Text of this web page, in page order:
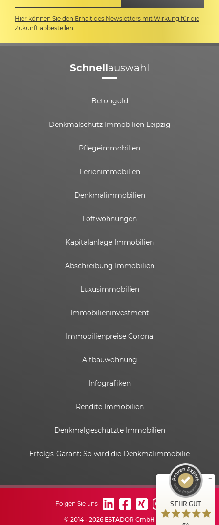
Hier können Sie den Erhalt des Newsletters mit Wirkung für die
Zukunft abbestellen
Schnellauswahl
Betongold
Denkmalschutz Immobilien Leipzig
Pflegeimmobilien
Ferienimmobilien
Denkmalimmobilien
Loftwohnungen
Kapitalanlage Immobilien
Abschreibung Immobilien
Luxusimmobilien
Immobilieninvestment
Immobilienpreise Corona
Altbauwohnung
Infografiken
Rendite Immobilien
Denkmalgeschützte Immobilien
Erfolgs-Garant: So wird die Denkmalimmobilie
© 2014 - 2026 ESTADOR GmbH
Folgen Sie uns SEHR GUT
Empfehlungen auf
ProvenExpert.com
6
Bewertungen auf
ProvenExpert.com
58
Bewertungen von
anderen Quelle